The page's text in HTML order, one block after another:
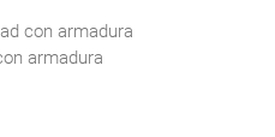
con armadura
armadura